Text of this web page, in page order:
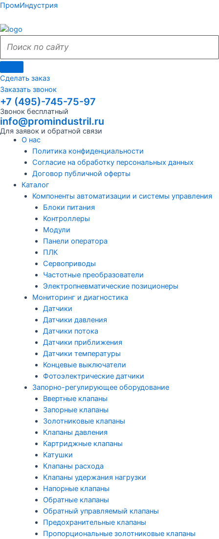
Перейти
содержимому
ПромИндустрия
Поиск
сайту
Поиск
Сделать заказ
Заказать звонок
+7 (495)-745-75-97
Звонок бесплатный
info@promindustril.ru
Для заявок и обратной связи
Меню
О нас
Политика конфиденциальности
Согласие на обработку персональных данных
Договор публичной оферты
Каталог
Компоненты автоматизации и системы управления
Блоки питания
Контроллеры
Модули
Панели оператора
ПЛК
Сервоприводы
Частотные преобразователи
Электропневматические позиционеры
Мониторинг и диагностика
Датчики
Датчики давления
Датчики потока
Датчики приближения
Датчики температуры
Концевые выключатели
Фотоэлектрические датчики
Запорно-регулирующее оборудование
Ввертные клапаны
Запорные клапаны
Золотниковые клапаны
Клапаны давления
Картриджные клапаны
Катушки
Клапаны расхода
Клапаны удержания нагрузки
Напорные клапаны
Обратные клапаны
Обратный управляемый клапаны
Предохранительные клапаны
Пропорциональные золотниковые клапаны
Поиск
сайту
Поиск
Меню